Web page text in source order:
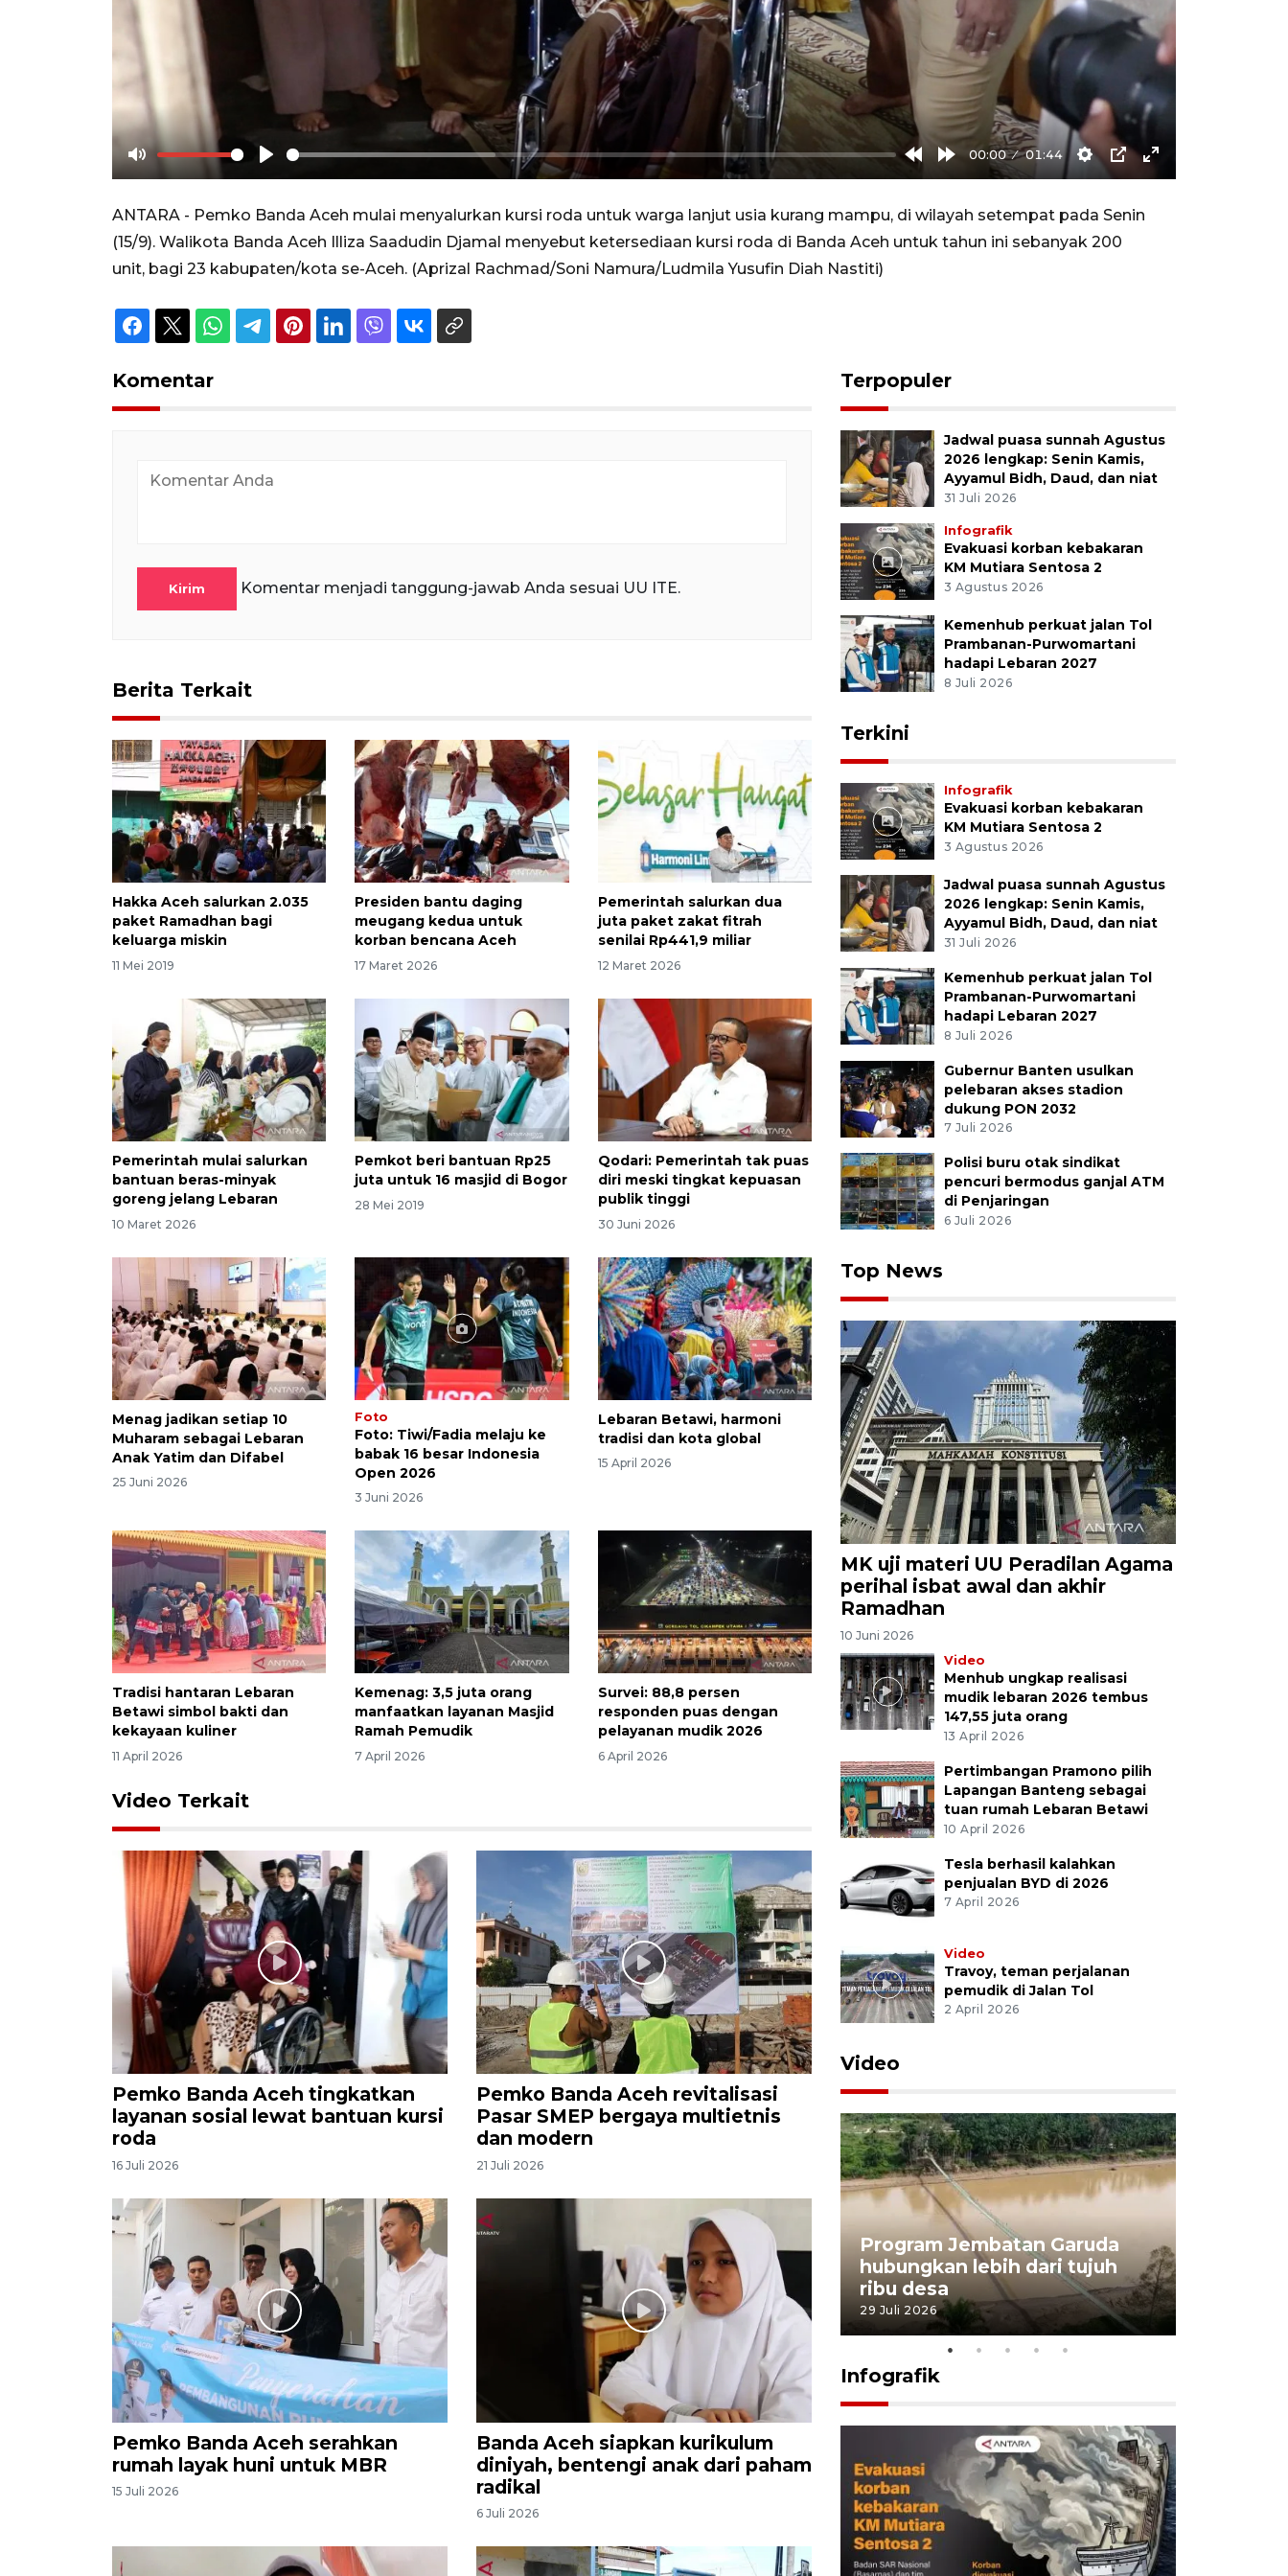
Mute Play
RewindForward
00:00 01:44
Settings
PIP Enter
ANTARA - Pemko Banda Aceh mulai menyalurkan kursi roda untuk warga lanjut usia kurang mampu, di wilayah setempat pada Senin
(15/9). Walikota Banda Aceh Illiza Saadudin Djamal menyebut ketersediaan kursi roda di Banda Aceh untuk tahun ini sebanyak 200
unit, bagi 23 kabupaten/kota se-Aceh. (Aprizal Rachmad/Soni Namura/Ludmila Yusufin Diah Nastiti)
Komentar
Kirim Komentar menjadi tanggung-jawab Anda sesuai UU ITE.
Berita Terkait
Hakka Aceh salurkan 2.035
paket Ramadhan bagi
keluarga miskin
11 Mei 2019
Presiden bantu daging
meugang kedua untuk
korban bencana Aceh
17 Maret 2026
Pemerintah salurkan dua
juta paket zakat fitrah
senilai Rp441,9 miliar
12 Maret 2026
Pemerintah mulai salurkan
bantuan beras-minyak
goreng jelang Lebaran
10 Maret 2026
Pemkot beri bantuan Rp25
juta untuk 16 masjid di Bogor
28 Mei 2019
Qodari: Pemerintah tak puas
diri meski tingkat kepuasan
publik tinggi
30 Juni 2026
Menag jadikan setiap 10
Muharam sebagai Lebaran
Anak Yatim dan Difabel
25 Juni 2026
Foto
Foto: Tiwi/Fadia melaju ke
babak 16 besar Indonesia
Open 2026
3 Juni 2026
Lebaran Betawi, harmoni
tradisi dan kota global
15 April 2026
Tradisi hantaran Lebaran
Betawi simbol bakti dan
kekayaan kuliner
11 April 2026
Kemenag: 3,5 juta orang
manfaatkan layanan Masjid
Ramah Pemudik
7 April 2026
Survei: 88,8 persen
responden puas dengan
pelayanan mudik 2026
6 April 2026
Video Terkait
Pemko Banda Aceh tingkatkan
layanan sosial lewat bantuan kursi
roda
16 Juli 2026
Pemko Banda Aceh revitalisasi
Pasar SMEP bergaya multietnis
dan modern
21 Juli 2026
Pemko Banda Aceh serahkan
rumah layak huni untuk MBR
15 Juli 2026
Banda Aceh siapkan kurikulum
diniyah, bentengi anak dari paham
radikal
6 Juli 2026
Terpopuler
Jadwal puasa sunnah Agustus
2026 lengkap: Senin Kamis,
Ayyamul Bidh, Daud, dan niat
31 Juli 2026
Infografik
Evakuasi korban kebakaran
KM Mutiara Sentosa 2
3 Agustus 2026
Kemenhub perkuat jalan Tol
Prambanan-Purwomartani
hadapi Lebaran 2027
8 Juli 2026
Terkini
Infografik
Evakuasi korban kebakaran
KM Mutiara Sentosa 2
3 Agustus 2026
Jadwal puasa sunnah Agustus
2026 lengkap: Senin Kamis,
Ayyamul Bidh, Daud, dan niat
31 Juli 2026
Kemenhub perkuat jalan Tol
Prambanan-Purwomartani
hadapi Lebaran 2027
8 Juli 2026
Gubernur Banten usulkan
pelebaran akses stadion
dukung PON 2032
7 Juli 2026
Polisi buru otak sindikat
pencuri bermodus ganjal ATM
di Penjaringan
6 Juli 2026
Top News
MK uji materi UU Peradilan Agama
perihal isbat awal dan akhir
Ramadhan
10 Juni 2026
Video
Menhub ungkap realisasi
mudik lebaran 2026 tembus
147,55 juta orang
13 April 2026
Pertimbangan Pramono pilih
Lapangan Banteng sebagai
tuan rumah Lebaran Betawi
10 April 2026
Tesla berhasil kalahkan
penjualan BYD di 2026
7 April 2026
Video
Travoy, teman perjalanan
pemudik di Jalan Tol
2 April 2026
Video
Gabung Persebaya, striker
timnas Ramadhan Sananta
kembali asah naluri
9 Juli 2026
Program Jembatan Garuda
hubungkan lebih dari tujuh
ribu desa
29 Juli 2026
Infografik